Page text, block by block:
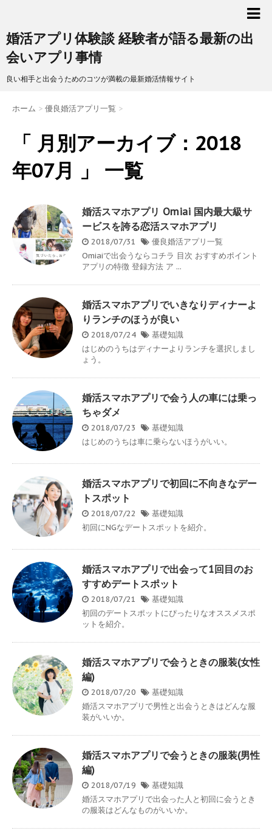
婚活アプリ体験談 経験者が語る最新の出
会いアプリ事情
良い相手と出会うためのコツが満載の最新婚活情報サイト
ホーム > 優良婚活アプリ一覧 >
「 月別アーカイブ：2018
年07月 」 一覧
婚活スマホアプリ Omiai 国内最大級サ
ービスを誇る恋活スマホアプリ
2018/07/31
優良婚活アプリ一覧
Omiaiで出会うならコチラ 目次 おすすめポイント
アプリの特徴 登録方法 ア ...
婚活スマホアプリでいきなりディナーよ
りランチのほうが良い
2018/07/24
基礎知識
はじめのうちはディナーよりランチを選択しまし
ょう。
婚活スマホアプリで会う人の車には乗っ
ちゃダメ
2018/07/23
基礎知識
はじめのうちは車に乗らないほうがいい。
婚活スマホアプリで初回に不向きなデー
トスポット
2018/07/22
基礎知識
初回にNGなデートスポットを紹介。
婚活スマホアプリで出会って1回目のお
すすめデートスポット
2018/07/21
基礎知識
初回のデートスポットにぴったりなオススメスポ
ットを紹介。
婚活スマホアプリで会うときの服装(女性
編)
2018/07/20
基礎知識
婚活スマホアプリで男性と出会うときはどんな服
装がいいか。
婚活スマホアプリで会うときの服装(男性
編)
2018/07/19
基礎知識
婚活スマホアプリで出会った人と初回に会うとき
の服装はどんなものがいいか。